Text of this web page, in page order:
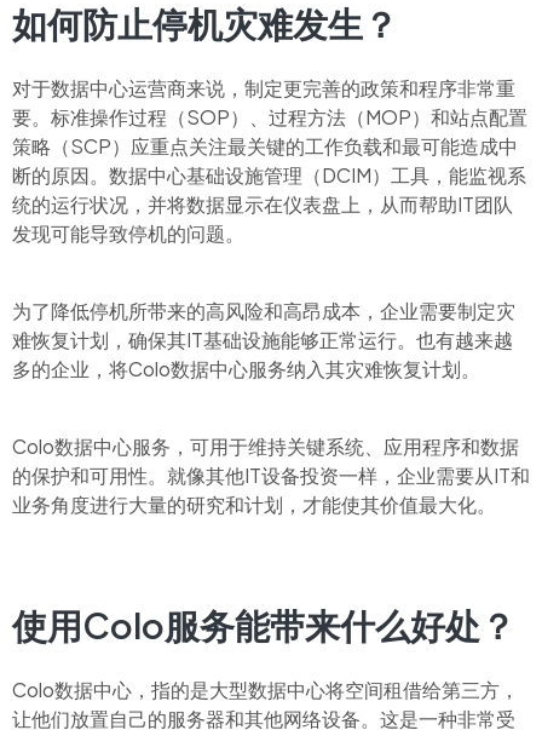
如何防止停机灾难发生？
对于数据中心运营商来说，制定更完善的政策和程序非常重
要。标准操作过程（SOP）、过程方法（MOP）和站点配置
策略（SCP）应重点关注最关键的工作负载和最可能造成中
断的原因。数据中心基础设施管理（DCIM）工具，能监视系
统的运行状况，并将数据显示在仪表盘上，从而帮助IT团队
发现可能导致停机的问题。
为了降低停机所带来的高风险和高昂成本，企业需要制定灾
难恢复计划，确保其IT基础设施能够正常运行。也有越来越
多的企业，将Colo数据中心服务纳入其灾难恢复计划。
Colo数据中心服务，可用于维持关键系统、应用程序和数据
的保护和可用性。就像其他IT设备投资一样，企业需要从IT和
业务角度进行大量的研究和计划，才能使其价值最大化。
使用Colo服务能带来什么好处？
Colo数据中心，指的是大型数据中心将空间租借给第三方，
让他们放置自己的服务器和其他网络设备。这是一种非常受